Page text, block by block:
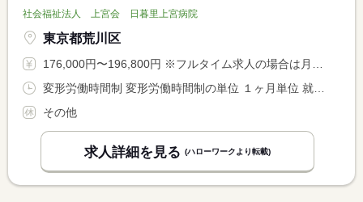
社会福祉法人 上宮会 日暮里上宮病院
東京都荒川区
176,000円〜196,800円 ※フルタイム求人の場合は月額（換算額）、パート求人の場合は時間額を表示しています。
その他
求人詳細を見る (ハローワークより転載)